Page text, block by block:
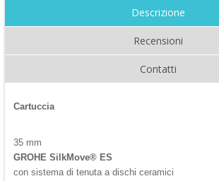
Descrizione
Recensioni
Contatti
Cartuccia
35 mm
GROHE SilkMove® ES
con sistema di tenuta a dischi ceramici